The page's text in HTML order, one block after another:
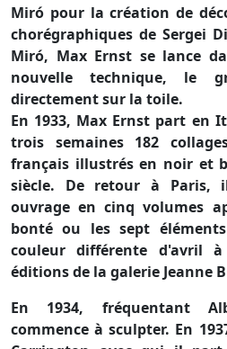
Miró pour la création de
chorégraphiques de Sergei
Miró, Max Ernst se lance
nouvelle technique, le
directement sur la toile.
En 1933, Max Ernst part en
trois semaines 182
français illustrés en noir et
siècle. De retour à Paris,
ouvrage en cinq volumes
bonté ou les sept
couleur différente d'avril à
éditions de la galerie Jeanne
En 1934, fréquentant
commence à sculpter. En